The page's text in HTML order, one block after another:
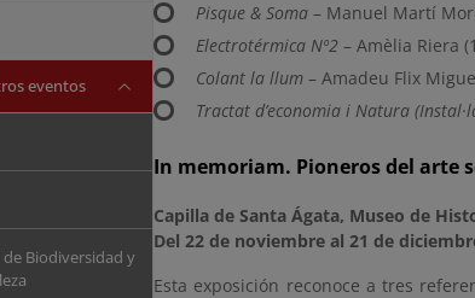
eventos
Biodiversidad y
Pisque & Soma – Manuel Martí
Electrotérmica Nº2 – Amèlia Riera
Colant la llum – Amadeu Flix
Tractat d’economia i Natura
In memoriam. Pioneros del arte
Capilla de Santa Ágata, Museo de
Del 22 de noviembre al 21 de
Esta exposición reconoce a tres